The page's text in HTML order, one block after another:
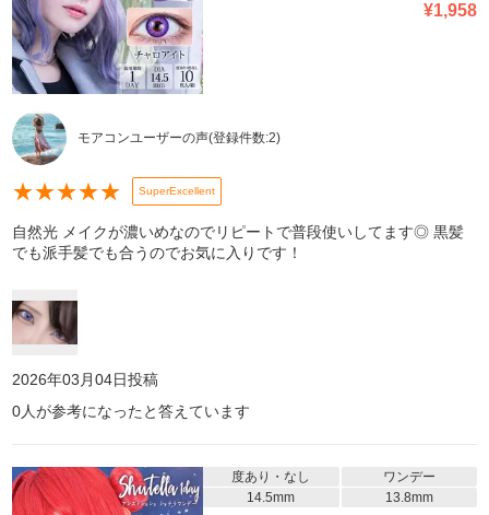
¥1,958
モアコンユーザーの声(登録件数:2)
★★★★★ SuperExcellent
自然光 メイクが濃いめなのでリピートで普段使いしてます◎ 黒髪
でも派手髪でも合うのでお気に入りです！
2026年03月04日投稿
0人が参考になったと答えています
度あり・なし
ワンデー
14.5mm
13.8mm